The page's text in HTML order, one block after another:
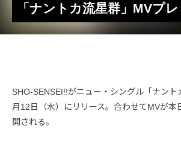
「ナントカ流星群」MVプ
SHO-SENSEI!!がニュー・シングル「ナント
月12日（水）にリリース。合わせてMVが本
開される。